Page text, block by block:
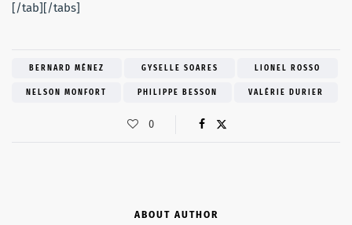
[/tab][/tabs]
BERNARD MÉNEZ GYSELLE SOARES LIONEL ROSSO
NELSON MONFORT PHILIPPE BESSON VALÉRIE DURIER
0
ABOUT AUTHOR